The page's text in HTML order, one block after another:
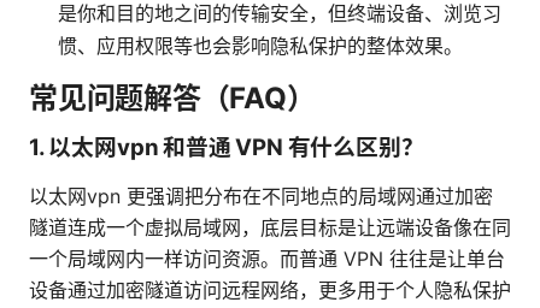
是你和目的地之间的传输安全，但终端设备、浏览习
惯、应用权限等也会影响隐私保护的整体效果。
常见问题解答（FAQ）
1. 以太网vpn 和普通 VPN 有什么区别？
以太网vpn 更强调把分布在不同地点的局域网通过加密
隧道连成一个虚拟局域网，底层目标是让远端设备像在同
一个局域网内一样访问资源。而普通 VPN 往往是让单台
设备通过加密隧道访问远程网络，更多用于个人隐私保护